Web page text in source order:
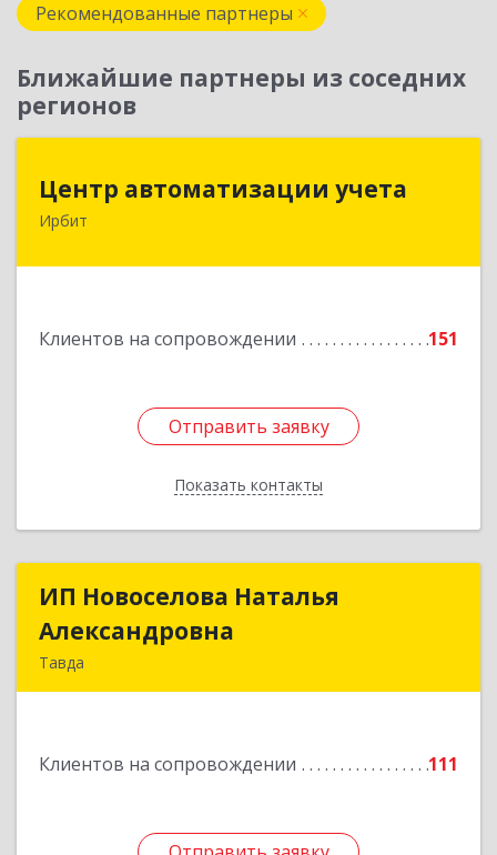
Рекомендованные партнеры
Ближайшие партнеры из соседних
регионов
Центр автоматизации учета
Ирбит
Клиентов на сопровождении 151
Отправить заявку
Показать контакты
623854, Свердловская обл, Ирбит г, Маршала
Отправить заявку
Назад
ИП Новоселова Наталья
Александровна
Тавда
Клиентов на сопровождении 111
ИП Новоселова Наталья
Подробнее